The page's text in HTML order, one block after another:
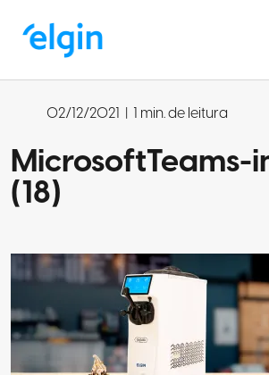
02/12/2021 | 1 min. de leitura
MicrosoftTeams-
(18)